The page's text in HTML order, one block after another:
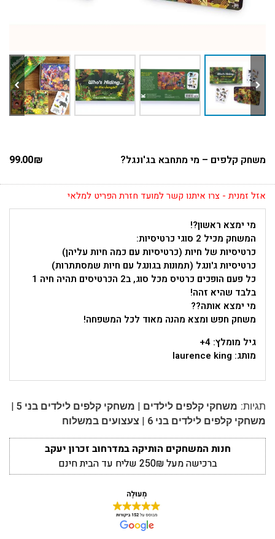
משחק קלפים – מי מתחבא בג'ונגל? 99.00₪
אזל זמנית - צרו איתנו קשר למועד חזרת הפריט למלאי
מי ימצא ראשון?!
המשחק מכיל 2 סוגי כרטיסיות:
כרטיסיות של חיות (כרטיסיות עם כמה חיות עליהן)
כרטיסיות ג'ונגל (תמונות בגונגל עם חיות שמסתתרות)
כל פעם הופכים כרטיס מכל סוג, ב2 הכרטיסים תהיה חיה 1
בלבד שהיא זהה!
מי ימצא אותה??
משחק חפש ומצא מהנה מאוד לכל המשפחה!
גיל מומלץ: 4+
מותג: laurence king
תגיות: משחקי קלפים לילדים | משחקי קלפים לילדים בני 5 |
משחקי קלפים לילדים בני 6 | צעצועים במשלוח
חנות המשחקים הותיקה במדרחוב זכרון יעקב
ברכישה מעל 250₪ שליח עד הבית חינם